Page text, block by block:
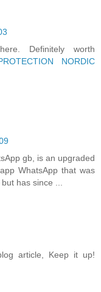
Definitely worth
NORDIC
gb, is an upgraded
WhatsApp that was
has since ...
article, Keep it up!